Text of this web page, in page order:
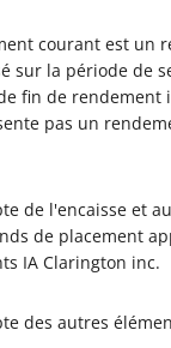
courant est un
sur la période de
fin de rendement
pas un
de l'encaisse et
de placement
IA Clarington inc.
des autres